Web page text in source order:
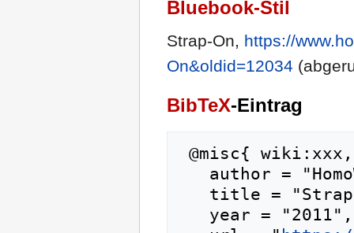
Bluebook-Stil
Strap-On, https://
On&oldid=12034
BibTeX-Eintrag